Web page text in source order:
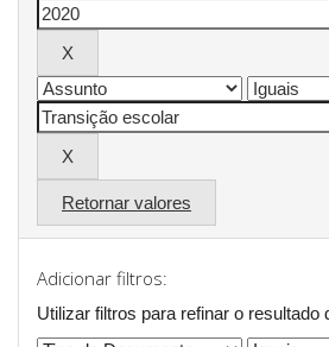
Retornar valores
Adicionar filtros:
Utilizar filtros para refinar o resultado